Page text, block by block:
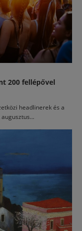
200 fellépővel
headlinerek és a